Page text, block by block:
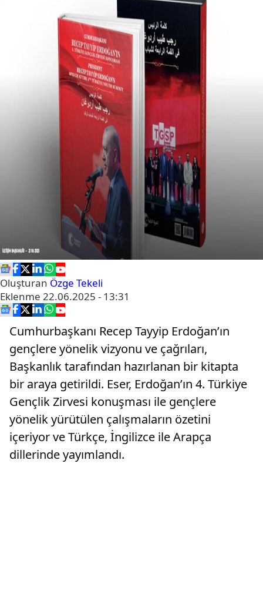
Oluşturan Özge Tekeli
Eklenme 22.06.2025 - 13:31
Cumhurbaşkanı Recep Tayyip Erdoğan’ın
gençlere yönelik vizyonu ve çağrıları,
Başkanlık tarafından hazırlanan bir kitapta
bir araya getirildi. Eser, Erdoğan’ın 4. Türkiye
Gençlik Zirvesi konuşması ile gençlere
yönelik yürütülen çalışmaların özetini
içeriyor ve Türkçe, İngilizce ile Arapça
dillerinde yayımlandı.